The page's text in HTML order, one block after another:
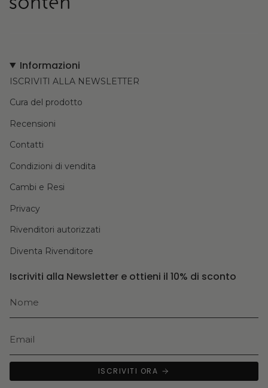
Informazioni
ISCRIVITI ALLA NEWSLETTER
Cura del prodotto
Recensioni
Contatti
Condizioni di vendita
Cambi e Resi
Privacy
Rivenditori autorizzati
Diventa Rivenditore
Iscriviti alla Newsletter e ottieni il 10% di sconto
ISCRIVITI ORA